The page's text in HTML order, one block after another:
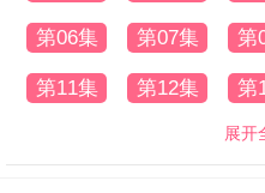
第06集 第07集 第
第11集 第12集 第
展开